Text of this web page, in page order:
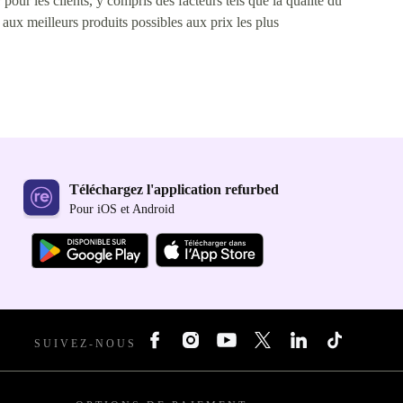
meilleurs produits possibles aux prix les plus
Téléchargez l'application refurbed
Pour iOS et Android
SUIVEZ-NOUS